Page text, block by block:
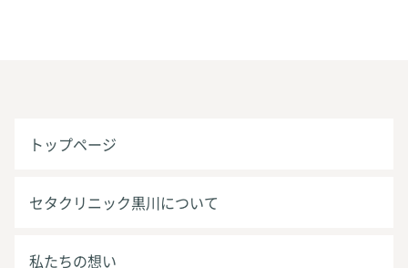
トップページ
セタクリニック黒川について
私たちの想い